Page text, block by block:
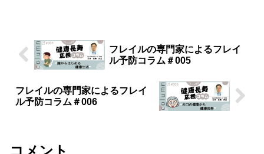
フレイルの専門家によるフレイ
ル予防コラム＃005
フレイルの専門家によるフレイ
ル予防コラム＃006
コメント